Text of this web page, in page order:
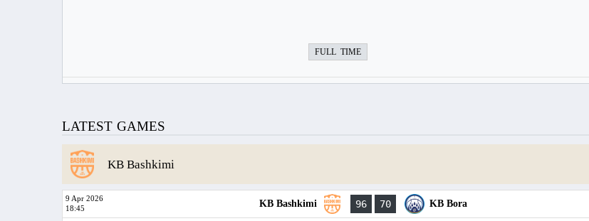
FULL TIME
LATEST GAMES
KB Bashkimi
9 Apr 2026
18:45
KB Bashkimi 96 70 KB Bora